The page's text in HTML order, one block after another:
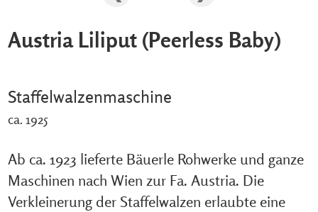
Austria Liliput (Peerless Baby)
Staffelwalzenmaschine
ca. 1925
Ab ca. 1923 lieferte Bäuerle Rohwerke und ganze
Maschinen nach Wien zur Fa. Austria. Die
Verkleinerung der Staffelwalzen erlaubte eine